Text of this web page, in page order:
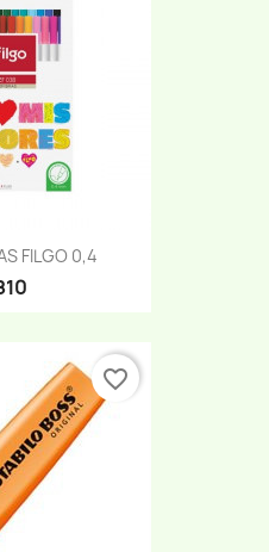
FILGO 0,4
favorite_border